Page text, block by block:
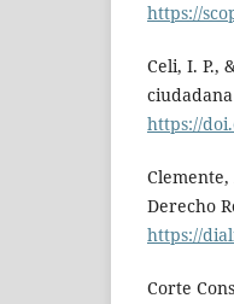
https://
Celi, I. P.,
https://
Derecho
https://
Corte